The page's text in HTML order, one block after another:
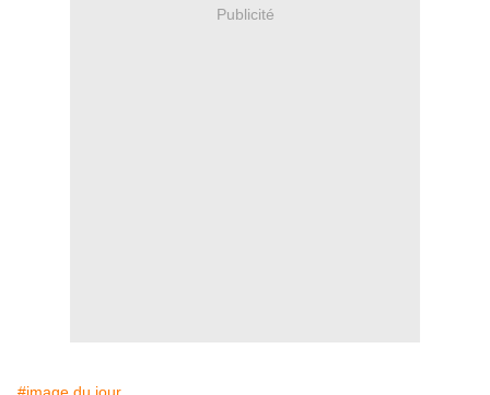
Publicité